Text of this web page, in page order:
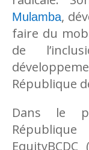
Mulamba,
faire du
de
République
Dans le